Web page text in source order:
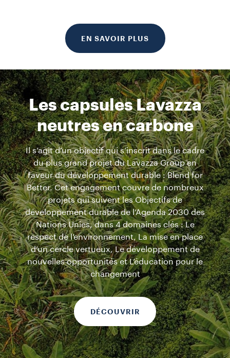
EN SAVOIR PLUS
Les capsules Lavazza
neutres en carbone
Il s’agit d’un objectif qui s’inscrit dans le cadre
du plus grand projet du Lavazza Group en
faveur du développement durable : Blend for
Better. Cet engagement couvre de nombreux
projets qui suivent les Objectifs de
développement durable de l’Agenda 2030 des
Nations Unies, dans 4 domaines clés : Le
respect de l’environnement, La mise en place
d’un cercle vertueux, Le développement de
nouvelles opportunités et L’éducation pour le
changement
DÉCOUVRIR